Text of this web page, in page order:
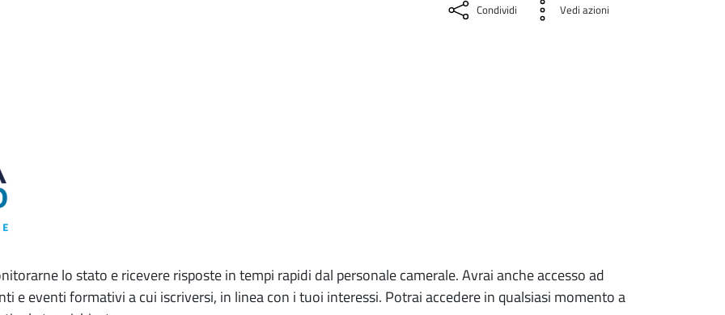
Condividi Vedi azioni
lo stato e ricevere risposte in tempi rapidi dal personale camerale. Avrai anche accesso ad
e eventi formativi a cui iscriversi, in linea con i tuoi interessi. Potrai accedere in qualsiasi momento a